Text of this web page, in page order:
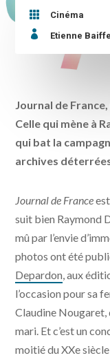
 Cinéma
 Etienne
Journal de
Celle qui mène à
qui bat la
archives
Journal de France
suit bien Raymond
mû par l’envie
photos ont été
Depardon , aux
l’occasion pour sa
Claudine Nougaret,
mari. Et c’est un
moitié du XXe